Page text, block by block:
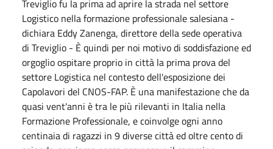
Treviglio fu la prima ad aprire la strada nel settore
Logistico nella formazione professionale salesiana -
dichiara Eddy Zanenga, direttore della sede operativa
di Treviglio - È quindi per noi motivo di soddisfazione ed
orgoglio ospitare proprio in città la prima prova del
settore Logistica nel contesto dell'esposizione dei
Capolavori del CNOS-FAP. È una manifestazione che da
quasi vent'anni è tra le più rilevanti in Italia nella
Formazione Professionale, e coinvolge ogni anno
centinaia di ragazzi in 9 diverse città ed oltre cento di